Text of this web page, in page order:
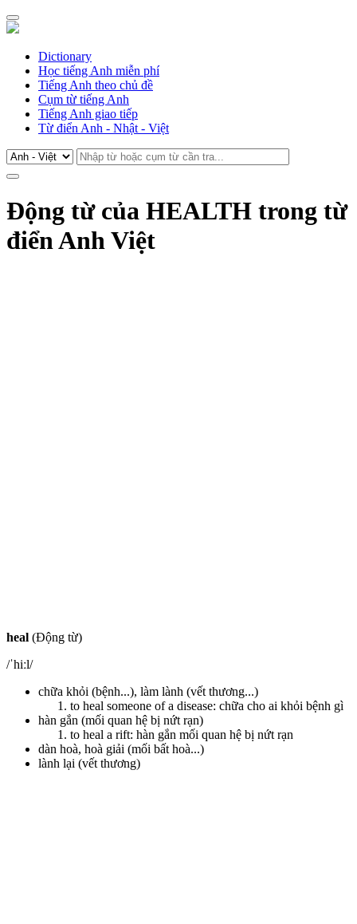
Dictionary
Học tiếng Anh miễn phí
Tiếng Anh theo chủ đề
Cụm từ tiếng Anh
Tiếng Anh giao tiếp
Từ điển Anh - Nhật - Việt
Động từ của HEALTH trong từ
điển Anh Việt
heal (Động từ)
/ˈhiːl/
chữa khỏi (bệnh...), làm lành (vết thương...)
to heal someone of a disease: chữa cho ai khỏi bệnh gì
hàn gắn (mối quan hệ bị nứt rạn)
to heal a rift: hàn gắn mối quan hệ bị nứt rạn
dàn hoà, hoà giải (mối bất hoà...)
lành lại (vết thương)